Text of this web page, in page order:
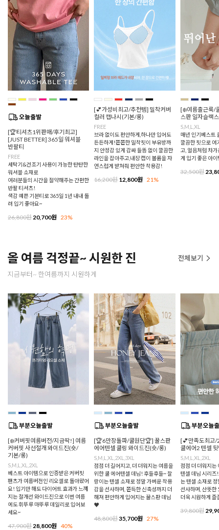
[🏆티셔츠1위판매/후기최고]
[JUST BETTER] 365일 워셔블
반팔티
FREE
세탁기&건조기 사용이 가능한 탄탄한
워셔블 소재로
여러분들의 시간을 절약해주는 간편한
반팔 티셔츠!
색감 예쁜 기본티로 365일 1년 내내 돌
려 입기 좋아요~
26,800원 20,700원 23%
[💕가성비최고/추천템] 밀착커버
컬러 캡나시(기본/롱)
FREE
브라 없이도 편안하게,하나만 입어도
든든하게!쫀쫀한 밀착핏이 부유방까
지 안정감 있게 감싸 들뜸 없이 깔끔한
라인을 잡아주고,내장 캡이 볼륨을 자
연스럽게 받쳐줘 편안한 착용감!
16,200원12,800원 21%
[❄️여름출근룩/
스판 일자슬랙스
S,M,L,XL
매년 인기베스트
깔끔한 핏으로 여
고, 얼음처럼 차
게 입기 좋은 아이
32,500원
올 여름 걱정끝~ 시원한 진
지금부터~ 한여름까지 시원하게
전체보기
[❄️커버핏여름버전/지금딱!] 여름
커버핏 사선절개 와이드진(숏/
기본/롱)
S,M,L,XL,2XL
베스트 아이템으로 인증받은 커버핏
팬츠가 여름버전인 리오셀로 돌아왔어
요! 입기만 해도 다이어트 효과가 느껴
지는 절개선 와이드진으로 이번 여름
에도 휘뚜루 마뚜루 데일리로 입어보
세요~
47,900원 28,800원 40%
[🏆6만장돌파/쿨원단🏆] 꿀스판
에어텐셀 쿨링 와이드진(숏/롱)
S,M,L,XL,2XL,3XL
점점 더 길어지고, 더 더워지는 여름을
위한 쿨 에어텐셀 데님! 후들후들~ 찰
랑이는 텐셀 소재로 정말 가벼운 착용
감을 선사하며, 쫀득한 신축성까지 더
해져 편안하게 입어지는 꿀스판 데님
♥
48,800원35,700원 27%
[💕만족도최고/
쿨에어2 텐셀
S,M,L,XL,2XL
점점 더 더워지는
텐셀 데님 시리즈
는 텐셀 소재로
선사하며, 산뜻한
더욱 시원하게
39,800원